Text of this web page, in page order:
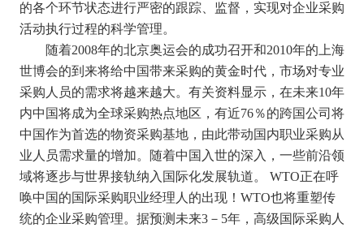
的各个环节状态进行严密的跟踪、监督，实现对企业采购
活动执行过程的科学管理。
随着2008年的北京奥运会的成功召开和2010年的上海
世博会的到来将给中国带来采购的黄金时代，市场对专业
采购人员的需求将越来越大。有关资料显示，在未来10年
内中国将成为全球采购热点地区，有近76％的跨国公司将
中国作为首选的物资采购基地，由此带动国内职业采购从
业人员需求量的增加。随着中国入世的深入，一些前沿领
域将逐步与世界接轨纳入国际化发展轨道。 WTO正在呼
唤中国的国际采购职业经理人的出现！WTO也将重塑传
统的企业采购管理。据预测未来3－5年，高级国际采购人